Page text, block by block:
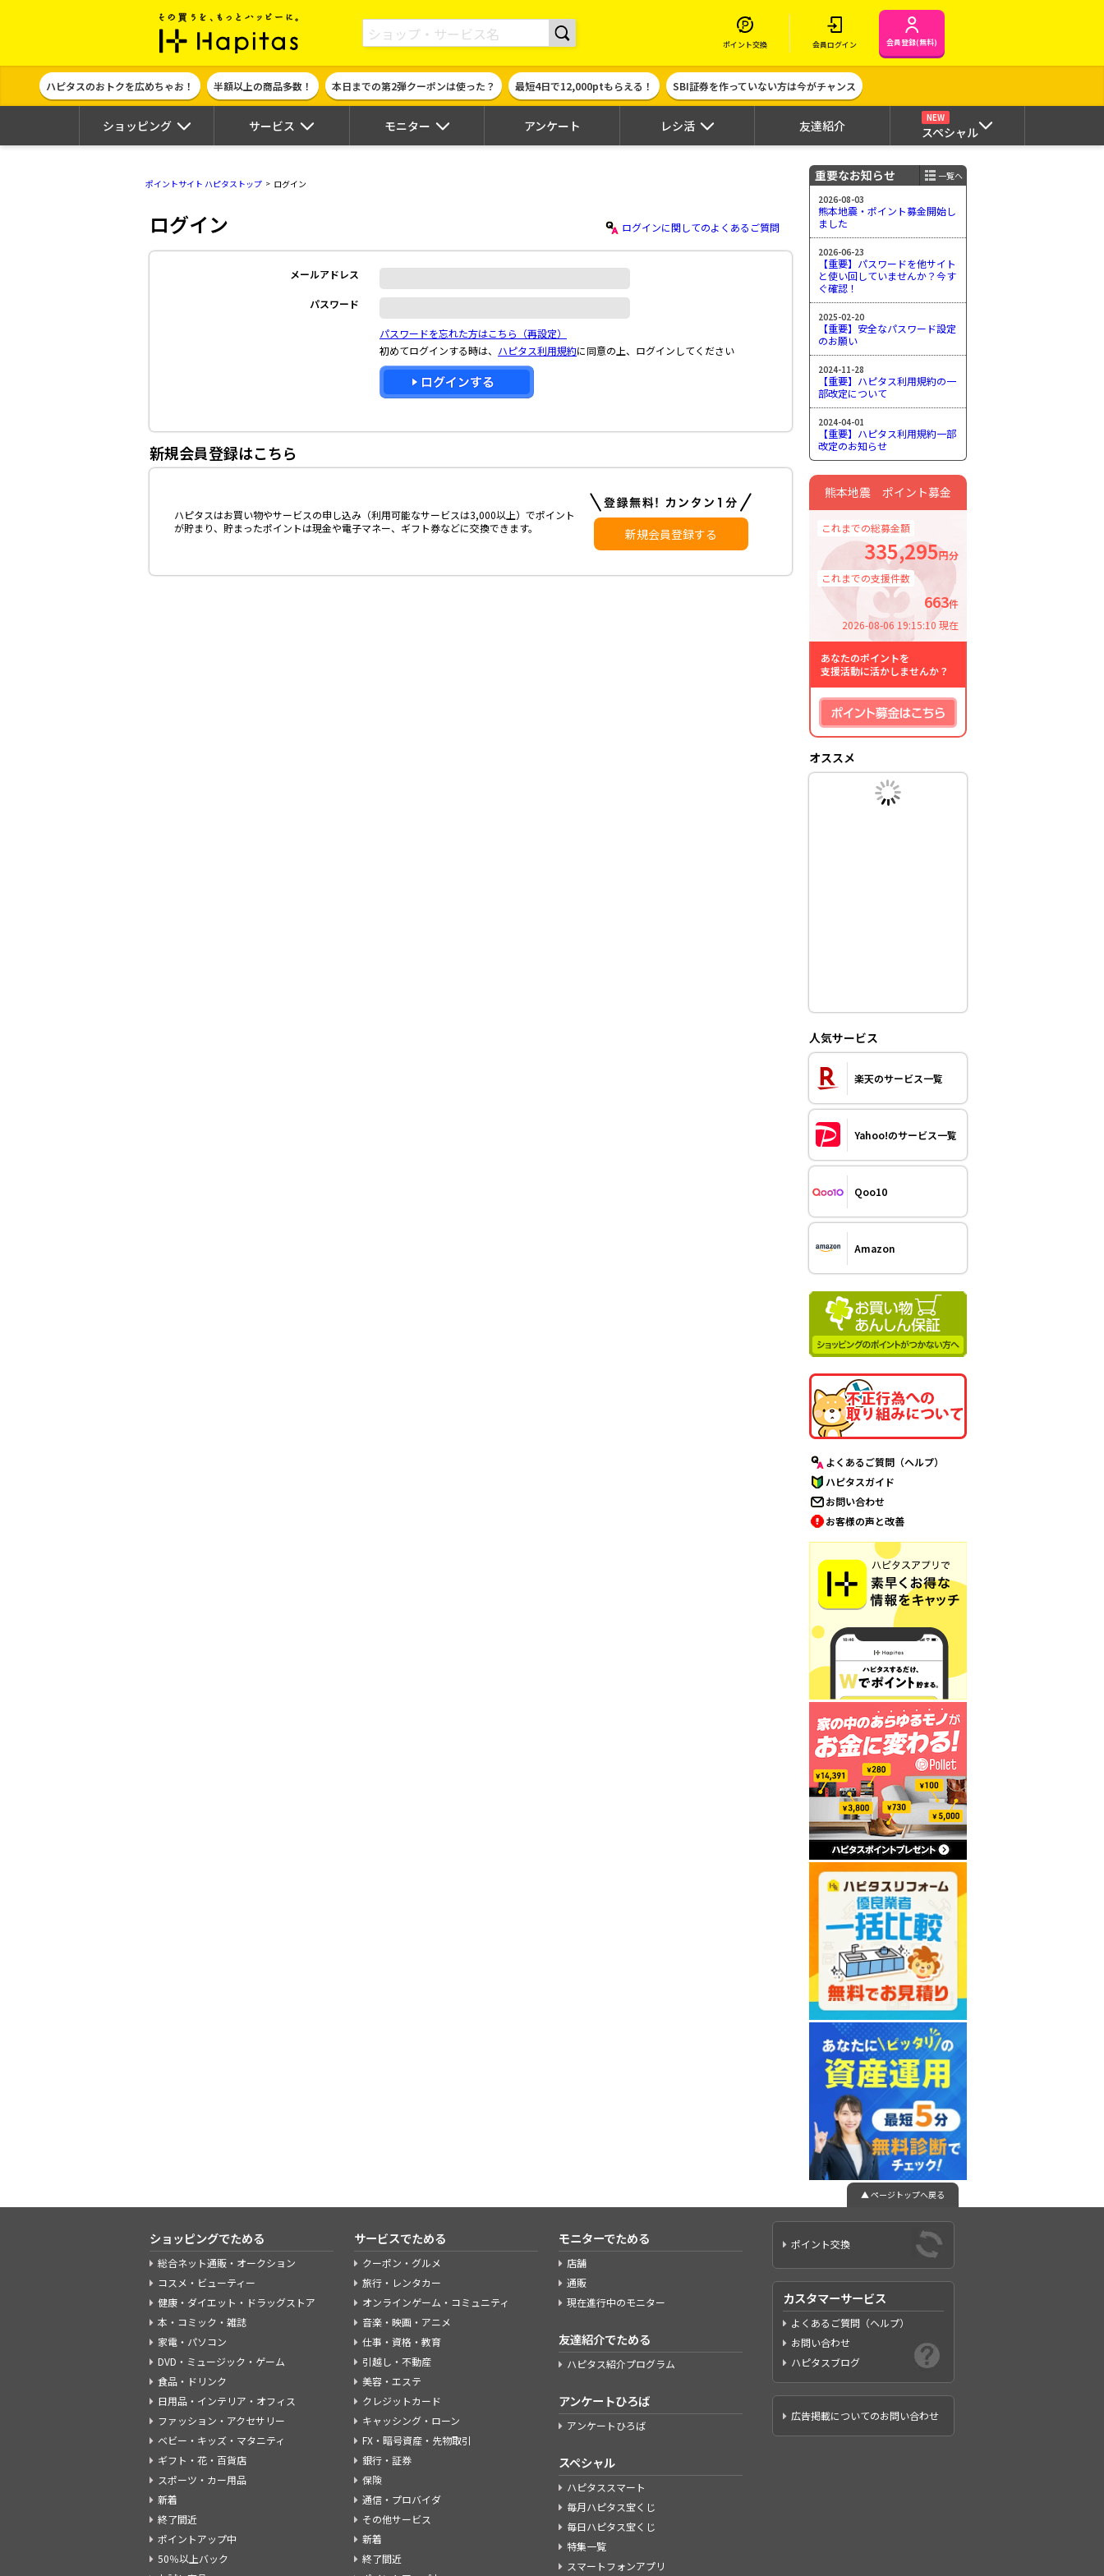
ポイント貯めて現金やギフト券に交換できるポイントサイト | ハピタス
ポイント交換 会員ログイン 会員登録(無料)
ハピタスのおトクを広めちゃお！ 半額以上の商品多数！ 本日までの第2弾クーポンは使った？ 最短4日で12,000ptもらえる！ SBI証券を作っていない方は今がチャンス
ショッピング サービス モニター アンケート レシ活 友達紹介
NEW
スペシャル
ポイントサイト ハピタストップ ログイン
ログイン ログインに関してのよくあるご質問
メールアドレス
パスワード
パスワードを忘れた方はこちら（再設定）
初めてログインする時は、 ハピタス利用規約に同意の上、ログインしてください
新規会員登録はこちら
ハピタスはお買い物やサービスの申し込み（利用可能なサービスは3,000以上）でポイント
が貯まり、貯まったポイントは現金や電子マネー、ギフト券などに交換できます。
新規会員登録する
重要なお知らせ
一覧へ
2026-08-03
熊本地震・ポイント募金開始し
ました
2026-06-23
【重要】パスワードを他サイト
と使い回していませんか？今す
ぐ確認！
2025-02-20
【重要】安全なパスワード設定
のお願い
2024-11-28
【重要】ハピタス利用規約の一
部改定について
2024-04-01
【重要】ハピタス利用規約一部
改定のお知らせ
熊本地震 ポイント募金
これまでの総募金額
335,295円分
これまでの支援件数
663件
2026-08-06 19:15:10 現在
あなたのポイントを
支援活動に活かしませんか？
オススメ
人気サービス
楽天のサービス一覧
Yahoo!のサービス一覧
Qoo10
Amazon
よくあるご質問（ヘルプ）
ハピタスガイド
お問い合わせ
お客様の声と改善
▲ ページトップへ戻る
ショッピングでためる
総合ネット通販・オークション
コスメ・ビューティー
健康・ダイエット・ドラッグストア
本・コミック・雑誌
家電・パソコン
DVD・ミュージック・ゲーム
食品・ドリンク
日用品・インテリア・オフィス
ファッション・アクセサリー
ベビー・キッズ・マタニティ
ギフト・花・百貨店
スポーツ・カー用品
新着
終了間近
ポイントアップ中
50％以上バック
サービスでためる
クーポン・グルメ
旅行・レンタカー
オンラインゲーム・コミュニティ
音楽・映画・アニメ
仕事・資格・教育
引越し・不動産
美容・エステ
クレジットカード
キャッシング・ローン
FX・暗号資産・先物取引
銀行・証券
保険
通信・プロバイダ
その他サービス
新着
終了間近
モニターでためる
店舗
通販
現在進行中のモニター
友達紹介でためる
ハピタス紹介プログラム
アンケートひろば
アンケートひろば
スペシャル
ハピタススマート
毎月ハピタス宝くじ
毎日ハピタス宝くじ
特集一覧
スマートフォンアプリ
ポイント交換
カスタマーサービス
よくあるご質問（ヘルプ）
お問い合わせ
ハピタスブログ
広告掲載についてのお問い合わせ